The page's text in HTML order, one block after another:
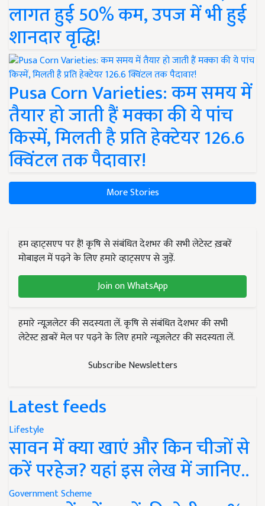
लागत हुई 50% कम, उपज में भी हुई
शानदार वृद्धि!
Pusa Corn Varieties: कम समय में
तैयार हो जाती हैं मक्का की ये पांच
किस्में, मिलती है प्रति हेक्टेयर 126.6
क्विंटल तक पैदावार!
More Stories
हम व्हाट्सएप पर हैं! कृषि से संबंधित देशभर की सभी लेटेस्ट ख़बरें
मोबाइल में पढ़ने के लिए हमारे व्हाट्सएप से जुड़ें.
Join on WhatsApp
हमारे न्यूज़लेटर की सदस्यता लें. कृषि से संबंधित देशभर की सभी
लेटेस्ट ख़बरें मेल पर पढ़ने के लिए हमारे न्यूज़लेटर की सदस्यता लें.
Subscribe Newsletters
Latest feeds
Lifestyle
सावन में क्या खाएं और किन चीजों से
करें परहेज? यहां इस लेख में जानिए..
Government Scheme